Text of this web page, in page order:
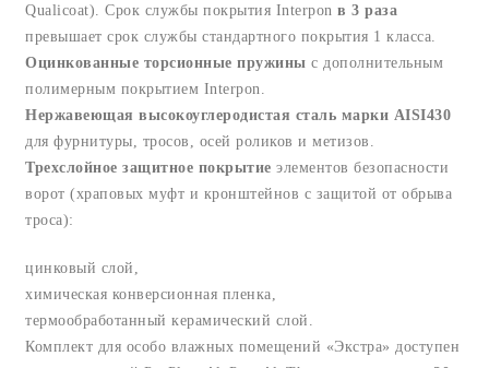
Qualicoat). Срок службы покрытия Interpon в 3 раза
превышает срок службы стандартного покрытия 1 класса.
Оцинкованные торсионные пружины с дополнительным
полимерным покрытием Interpon.
Нержавеющая высокоуглеродистая сталь марки AISI430
для фурнитуры, тросов, осей роликов и метизов.
Трехслойное защитное покрытие элементов безопасности
ворот (храповых муфт и кронштейнов с защитой от обрыва
троса):
цинковый слой,
химическая конверсионная пленка,
термообработанный керамический слой.
Комплект для особо влажных помещений «Экстра» доступен